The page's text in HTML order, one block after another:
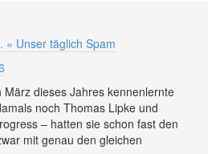
« Unser täglich Spam
dieses Jahres kennenlernte
noch Thomas Lipke und
– hatten sie schon fast den
mit genau den gleichen